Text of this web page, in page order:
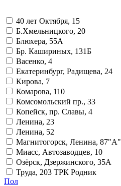
40 лет Октября, 15
Б.Хмельницкого, 20
Блюхера, 55А
Бр. Кашириных, 131Б
Васенко, 4
Екатеринбург, Радищева, 24
Кирова, 7
Комарова, 110
Комсомольский пр., 33
Копейск, пр. Славы, 4
Ленина, 23
Ленина, 52
Магнитогорск, Ленина, 87"А"
Миасс, Автозаводцев, 10
Озёрск, Дзержинского, 35А
Труда, 203 ТРК Родник
Пол